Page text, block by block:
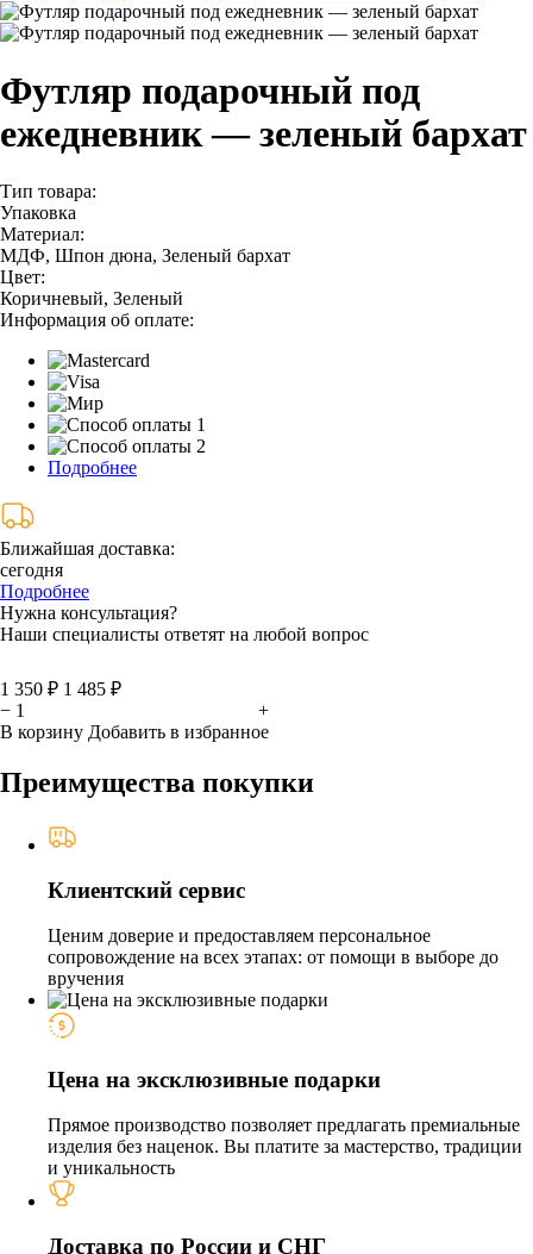
Футляр подарочный под
ежедневник — зеленый бархат
Тип товара:
Упаковка
Материал:
МДФ, Шпон дюна, Зеленый бархат
Цвет:
Коричневый, Зеленый
Информация об оплате:
Подробнее
Ближайшая доставка:
сегодня
Подробнее
Нужна консультация?
Наши специалисты ответят на любой вопрос
1 350 ₽ 1 485 ₽
−
+
В корзину Добавить в избранное
Преимущества покупки
Клиентский сервис
Ценим доверие и предоставляем персональное
сопровождение на всех этапах: от помощи в выборе до
вручения
Цена на эксклюзивные подарки
Прямое производство позволяет предлагать премиальные
изделия без наценок. Вы платите за мастерство, традиции
и уникальность
Доставка по России и СНГ